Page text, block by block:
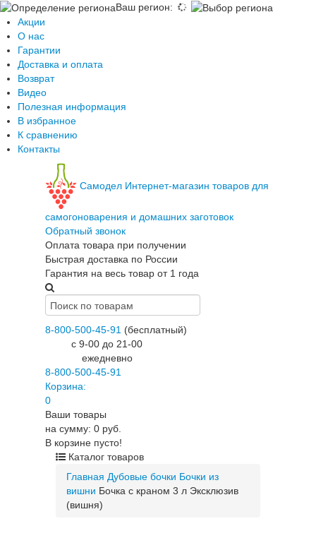
Ваш регион:
Акции
О нас
Гарантии
Доставка и оплата
Возврат
Видео
Полезная информация
В избранное
К сравнению
Контакты
Самодел Интернет-магазин товаров для
самогоноварения и домашних заготовок
Обратный звонок
Оплата товара при получении
Быстрая доставка по России
Гарантия на весь товар от 1 года
8-800-500-45-91 (бесплатный)
c 9-00 до 21-00
ежедневно
8-800-500-45-91
Корзина:
0
Ваши товары
на сумму: 0 руб.
В корзине пусто!
Каталог товаров
Главная Дубовые бочки Бочки из
вишни Бочка с краном 3 л Эксклюзив
(вишня)